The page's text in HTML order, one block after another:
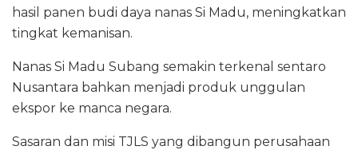
hasil panen budi daya nanas Si Madu, meningkatkan
tingkat kemanisan.
Nanas Si Madu Subang semakin terkenal sentaro
Nusantara bahkan menjadi produk unggulan
ekspor ke manca negara.
Sasaran dan misi TJLS yang dibangun perusahaan